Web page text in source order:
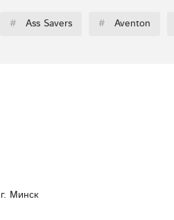
# Ass Savers # Aventon
Минск